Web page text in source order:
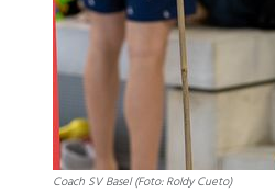
Coach SV Basel (Foto: Roldy Cueto)